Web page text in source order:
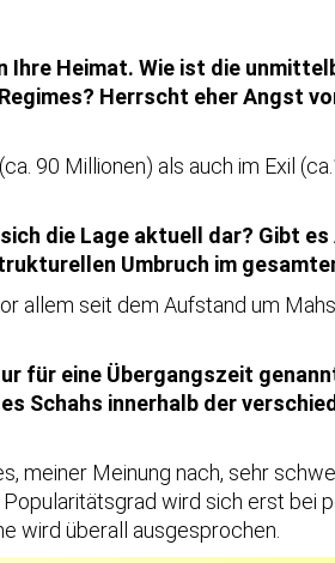
Heimat. Wie ist die
Herrscht eher Angst
90 Millionen) als auch im Exil
die Lage aktuell dar? Gibt
Umbruch im
allem seit dem Aufstand um
für eine Übergangszeit
Schahs innerhalb der
meiner Meinung nach, sehr
wird sich erst
wird überall ausgesprochen.